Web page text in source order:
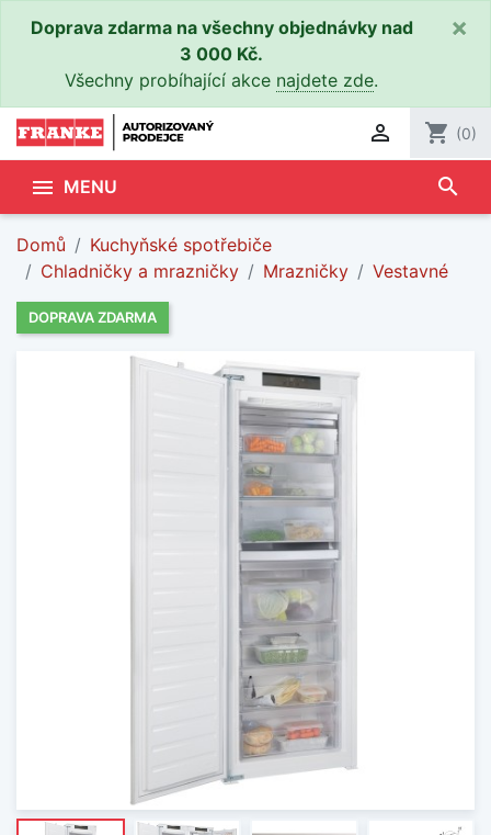
Doprava zdarma na všechny objednávky nad
3 000 Kč.
Všechny probíhající akce najdete zde.
×
 shopping_cart (0)
 MENU search
Domů
Kuchyňské spotřebiče
Chladničky a mrazničky
Mrazničky Vestavné
DOPRAVA ZDARMA